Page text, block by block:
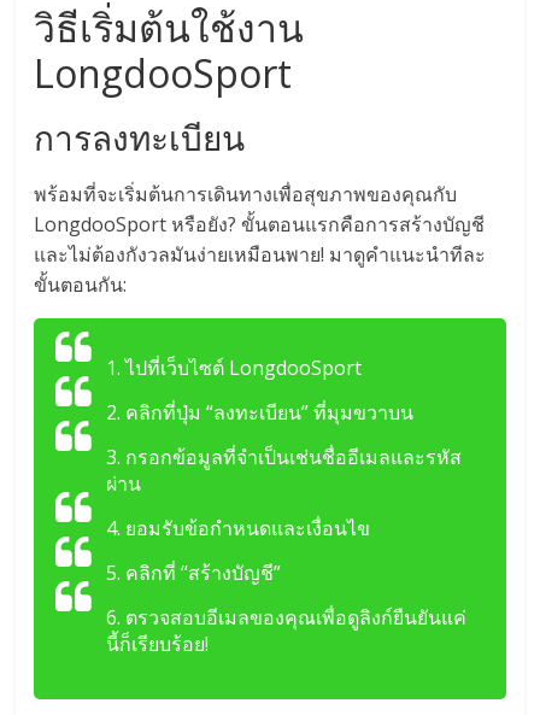
วิธีเริ่มต้นใช้งาน
LongdooSport
การลงทะเบียน
พร้อมที่จะเริ่มต้นการเดินทางเพื่อสุขภาพของคุณกับ
LongdooSport หรือยัง? ขั้นตอนแรกคือการสร้างบัญชี
และไม่ต้องกังวลมันง่ายเหมือนพาย! มาดูคำแนะนำทีละ
ขั้นตอนกัน:
1. ไปที่เว็บไซต์ LongdooSport
2. คลิกที่ปุ่ม “ลงทะเบียน” ที่มุมขวาบน
3. กรอกข้อมูลที่จำเป็นเช่นชื่ออีเมลและรหัส
ผ่าน
4. ยอมรับข้อกำหนดและเงื่อนไข
5. คลิกที่ “สร้างบัญชี”
6. ตรวจสอบอีเมลของคุณเพื่อดูลิงก์ยืนยันแค่
นี้ก็เรียบร้อย!